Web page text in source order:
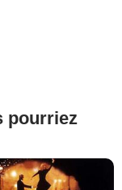
pourriez